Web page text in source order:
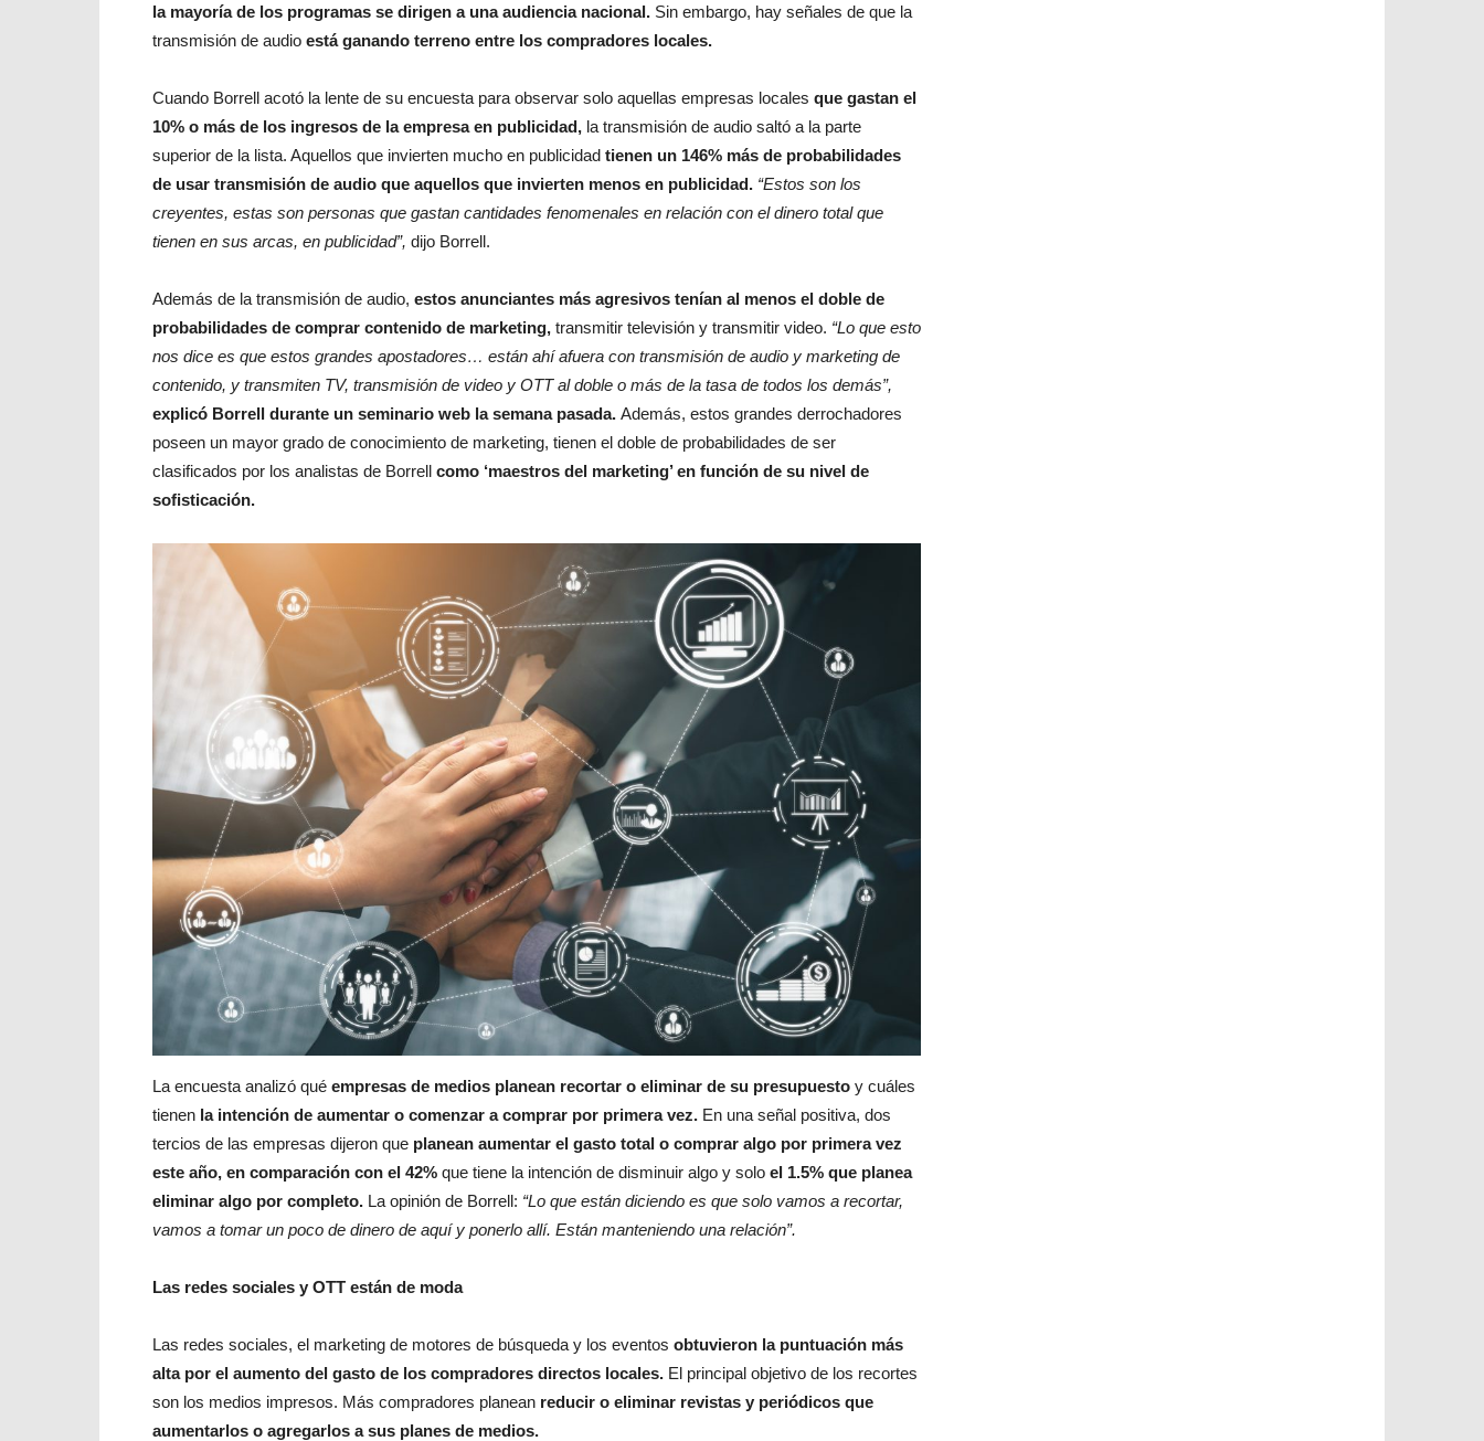
la mayoría de los programas se dirigen a una audiencia nacional. Sin embargo, hay señales de que la
transmisión de audio está ganando terreno entre los compradores locales.
Cuando Borrell acotó la lente de su encuesta para observar solo aquellas empresas locales que gastan el
10% o más de los ingresos de la empresa en publicidad, la transmisión de audio saltó a la parte
superior de la lista. Aquellos que invierten mucho en publicidad tienen un 146% más de probabilidades
de usar transmisión de audio que aquellos que invierten menos en publicidad. “Estos son los
creyentes, estas son personas que gastan cantidades fenomenales en relación con el dinero total que
tienen en sus arcas, en publicidad”, dijo Borrell.
Además de la transmisión de audio, estos anunciantes más agresivos tenían al menos el doble de
probabilidades de comprar contenido de marketing, transmitir televisión y transmitir video. “Lo que esto
nos dice es que estos grandes apostadores… están ahí afuera con transmisión de audio y marketing de
contenido, y transmiten TV, transmisión de video y OTT al doble o más de la tasa de todos los demás”,
explicó Borrell durante un seminario web la semana pasada. Además, estos grandes derrochadores
poseen un mayor grado de conocimiento de marketing, tienen el doble de probabilidades de ser
clasificados por los analistas de Borrell como ‘maestros del marketing’ en función de su nivel de
sofisticación.
La encuesta analizó qué empresas de medios planean recortar o eliminar de su presupuesto y cuáles
tienen la intención de aumentar o comenzar a comprar por primera vez. En una señal positiva, dos
tercios de las empresas dijeron que planean aumentar el gasto total o comprar algo por primera vez
este año, en comparación con el 42% que tiene la intención de disminuir algo y solo el 1.5% que planea
eliminar algo por completo. La opinión de Borrell: “Lo que están diciendo es que solo vamos a recortar,
vamos a tomar un poco de dinero de aquí y ponerlo allí. Están manteniendo una relación”.
Las redes sociales y OTT están de moda
Las redes sociales, el marketing de motores de búsqueda y los eventos obtuvieron la puntuación más
alta por el aumento del gasto de los compradores directos locales. El principal objetivo de los recortes
son los medios impresos. Más compradores planean reducir o eliminar revistas y periódicos que
aumentarlos o agregarlos a sus planes de medios.